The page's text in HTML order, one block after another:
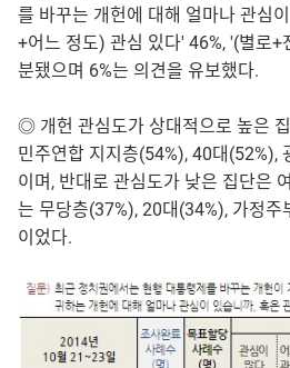
를 바꾸는 개헌에 대해 얼마나 관심
+어느 정도) 관심 있다' 46%, '(별로+
분됐으며 6%는 의견을 유보했다.
◎ 개헌 관심도가 상대적으로 높은
민주연합 지지층(54%), 40대(52%),
이며, 반대로 관심도가 낮은 집단은
는 무당층(37%), 20대(34%), 가정
이었다.